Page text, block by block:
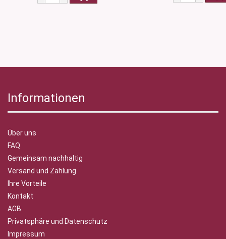
Informationen
Über uns
FAQ
Gemeinsam nachhaltig
Versand und Zahlung
Ihre Vorteile
Kontakt
AGB
Privatsphäre und Datenschutz
Impressum